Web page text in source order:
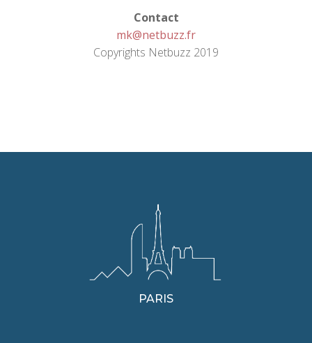
Contact
mk@netbuzz.fr
Copyrights Netbuzz 2019
PARIS